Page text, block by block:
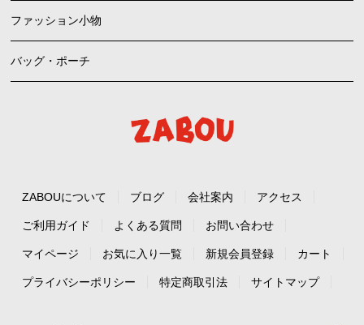
ファッション小物
バッグ・ポーチ
ZABOUについて ブログ 会社案内 アクセス
ご利用ガイド よくある質問 お問い合わせ
マイページ お気に入り一覧 新規会員登録 カート
プライバシーポリシー 特定商取引法 サイトマップ